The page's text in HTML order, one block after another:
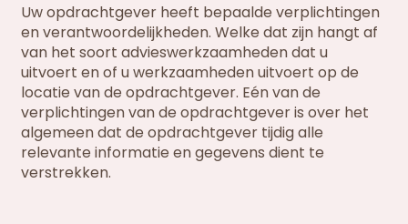
Uw opdrachtgever heeft bepaalde verplichtingen
en verantwoordelijkheden. Welke dat zijn hangt af
van het soort advieswerkzaamheden dat u
uitvoert en of u werkzaamheden uitvoert op de
locatie van de opdrachtgever. Eén van de
verplichtingen van de opdrachtgever is over het
algemeen dat de opdrachtgever tijdig alle
relevante informatie en gegevens dient te
verstrekken.